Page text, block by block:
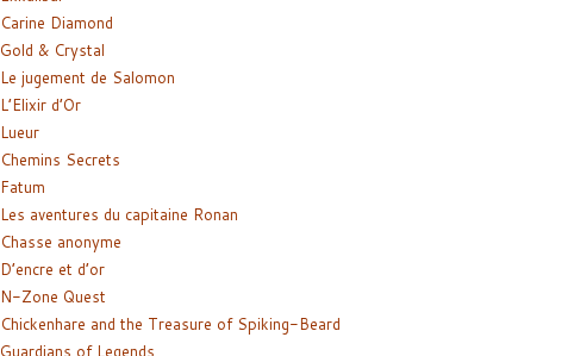
Carine Diamond
Gold & Crystal
Le jugement de Salomon
L’Elixir d’Or
Lueur
Chemins Secrets
Fatum
Les aventures du capitaine Ronan
Chasse anonyme
D’encre et d’or
N-Zone Quest
Chickenhare and the Treasure of Spiking-Beard
Guardians of Legends